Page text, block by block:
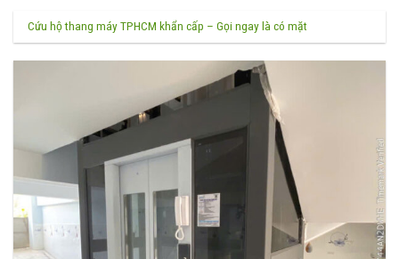
Cứu hộ thang máy TPHCM khẩn cấp – Gọi ngay là có mặt